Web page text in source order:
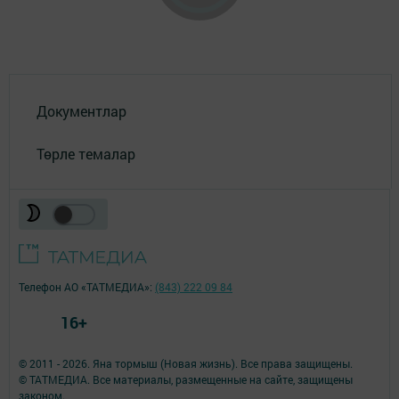
Документлар
Төрле темалар
© 2011 - 2026. Яна тормыш (Новая жизнь). Все права защищены.
© ТАТМЕДИА. Все материалы, размещенные на сайте, защищены
законом.
Телефон АО «ТАТМЕДИА»: (843) 222 09 84
16+